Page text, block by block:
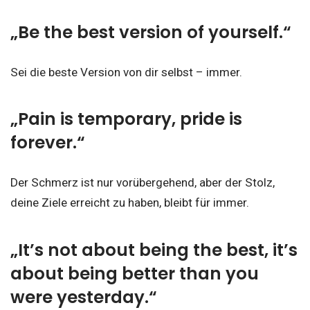
„Be the best version of yourself.“
Sei die beste Version von dir selbst – immer.
„Pain is temporary, pride is
forever.“
Der Schmerz ist nur vorübergehend, aber der Stolz,
deine Ziele erreicht zu haben, bleibt für immer.
„It’s not about being the best, it’s
about being better than you
were yesterday.“